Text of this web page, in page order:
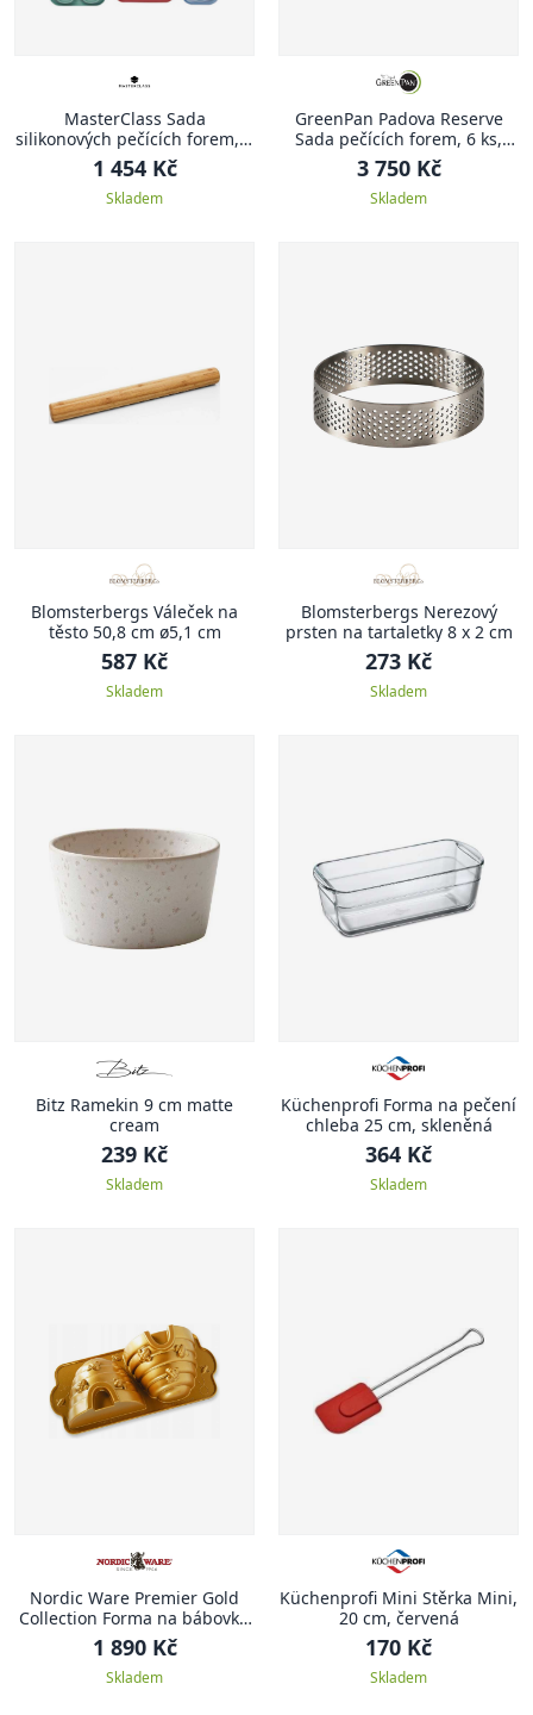
MasterClass Sada
silikonových pečících forem, 7
ks
1 454 Kč
Skladem
GreenPan Padova Reserve
Sada pečících forem, 6 ks,
tmavě zelená
3 750 Kč
Skladem
Blomsterbergs Váleček na
těsto 50,8 cm ø5,1 cm
587 Kč
Skladem
Blomsterbergs Nerezový
prsten na tartaletky 8 x 2 cm
273 Kč
Skladem
Bitz Ramekin 9 cm matte
cream
239 Kč
Skladem
Küchenprofi Forma na pečení
chleba 25 cm, skleněná
364 Kč
Skladem
Nordic Ware Premier Gold
Collection Forma na bábovku
včelí úl 3D, zlatá, 2.3 l
1 890 Kč
Skladem
Küchenprofi Mini Stěrka Mini,
20 cm, červená
170 Kč
Skladem